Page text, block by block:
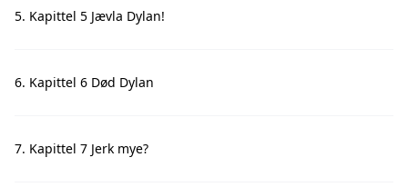
5. Kapittel 5 Jævla Dylan!
6. Kapittel 6 Død Dylan
7. Kapittel 7 Jerk mye?